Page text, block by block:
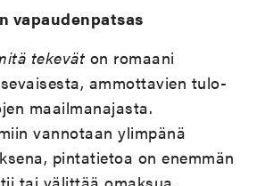
vapaudenpatsas
tekevät on romaani
ammottavien tulo-
maailmanajasta.
vannotaan ylimpänä
pintatietoa on enemmän